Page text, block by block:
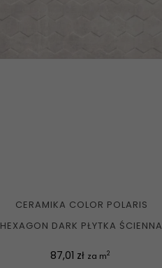
CERAMIKA COLOR POLARIS
HEXAGON DARK PŁYTKA ŚCIENNA
Cena
87,01 zł za m2